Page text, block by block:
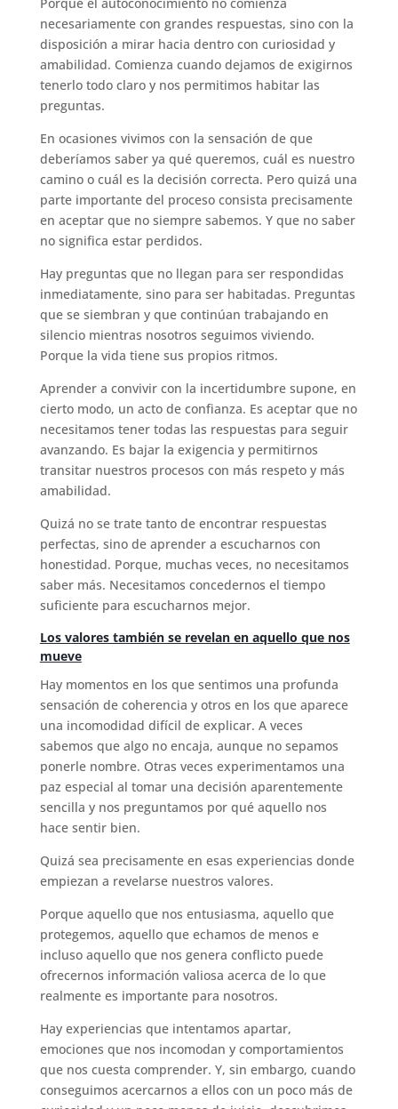
necesariamente con grandes respuestas, sino con la
disposición a mirar hacia dentro con curiosidad y
amabilidad. Comienza cuando dejamos de exigirnos
tenerlo todo claro y nos permitimos habitar las
preguntas.
En ocasiones vivimos con la sensación de que
deberíamos saber ya qué queremos, cuál es nuestro
camino o cuál es la decisión correcta. Pero quizá una
parte importante del proceso consista precisamente
en aceptar que no siempre sabemos. Y que no saber
no significa estar perdidos.
Hay preguntas que no llegan para ser respondidas
inmediatamente, sino para ser habitadas. Preguntas
que se siembran y que continúan trabajando en
silencio mientras nosotros seguimos viviendo.
Porque la vida tiene sus propios ritmos.
Aprender a convivir con la incertidumbre supone, en
cierto modo, un acto de confianza. Es aceptar que no
necesitamos tener todas las respuestas para seguir
avanzando. Es bajar la exigencia y permitirnos
transitar nuestros procesos con más respeto y más
amabilidad.
Quizá no se trate tanto de encontrar respuestas
perfectas, sino de aprender a escucharnos con
honestidad. Porque, muchas veces, no necesitamos
saber más. Necesitamos concedernos el tiempo
suficiente para escucharnos mejor.
Los valores también se revelan en aquello que nos
mueve
Hay momentos en los que sentimos una profunda
sensación de coherencia y otros en los que aparece
una incomodidad difícil de explicar. A veces
sabemos que algo no encaja, aunque no sepamos
ponerle nombre. Otras veces experimentamos una
paz especial al tomar una decisión aparentemente
sencilla y nos preguntamos por qué aquello nos
hace sentir bien.
Quizá sea precisamente en esas experiencias donde
empiezan a revelarse nuestros valores.
Porque aquello que nos entusiasma, aquello que
protegemos, aquello que echamos de menos e
incluso aquello que nos genera conflicto puede
ofrecernos información valiosa acerca de lo que
realmente es importante para nosotros.
Hay experiencias que intentamos apartar,
emociones que nos incomodan y comportamientos
que nos cuesta comprender. Y, sin embargo, cuando
conseguimos acercarnos a ellos con un poco más de